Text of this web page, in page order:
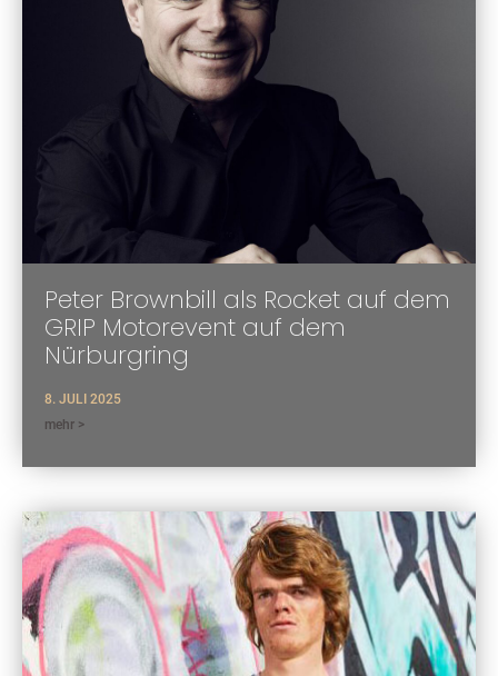
Peter Brownbill als Rocket auf dem
GRIP Motorevent auf dem
Nürburgring
8. JULI 2025
mehr >